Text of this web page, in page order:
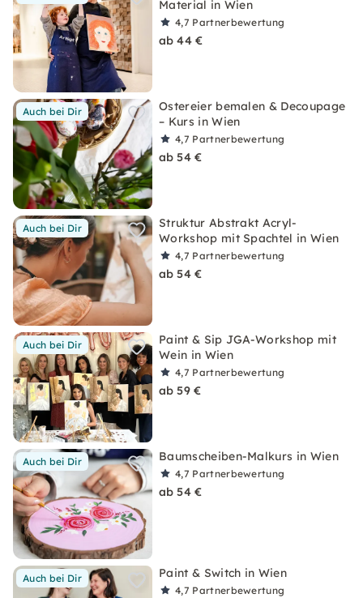
Material in Wien
4,7 Partnerbewertung
ab 44 €
Auch bei Dir
Ostereier bemalen & Decoupage
– Kurs in Wien
4,7 Partnerbewertung
ab 54 €
Auch bei Dir
Struktur Abstrakt Acryl-
Workshop mit Spachtel in Wien
4,7 Partnerbewertung
ab 54 €
Auch bei Dir
Paint & Sip JGA-Workshop mit
Wein in Wien
4,7 Partnerbewertung
ab 59 €
Auch bei Dir Baumscheiben-Malkurs in Wien
4,7 Partnerbewertung
ab 54 €
Auch bei Dir Paint & Switch in Wien
4,7 Partnerbewertung